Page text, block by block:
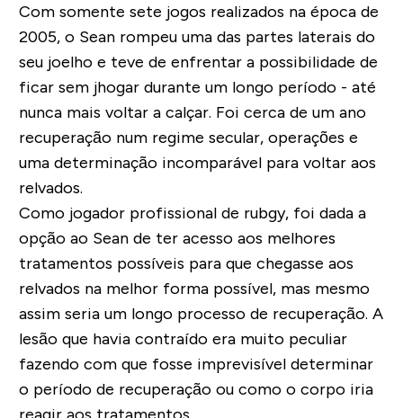
Com somente sete jogos realizados na época de
2005, o Sean rompeu uma das partes laterais do
seu joelho e teve de enfrentar a possibilidade de
ficar sem jhogar durante um longo período - até
nunca mais voltar a calçar. Foi cerca de um ano
recuperação num regime secular, operações e
uma determinação incomparável para voltar aos
relvados.
Como jogador profissional de rubgy, foi dada a
opção ao Sean de ter acesso aos melhores
tratamentos possíveis para que chegasse aos
relvados na melhor forma possível, mas mesmo
assim seria um longo processo de recuperação. A
lesão que havia contraído era muito peculiar
fazendo com que fosse imprevisível determinar
o período de recuperação ou como o corpo iria
reagir aos tratamentos.